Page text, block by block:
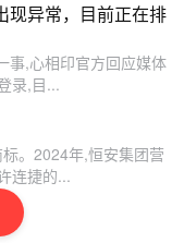
现异常，目前正在排
事,心相印官方回应媒体
录,目...
。2024年,恒安集团营
连捷的...